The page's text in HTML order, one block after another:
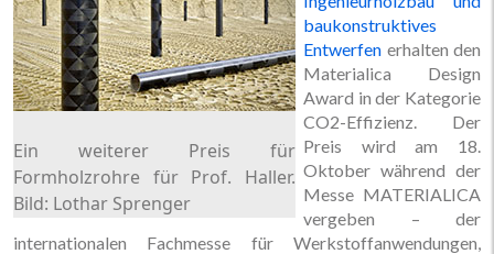
Ein weiterer Preis für
Formholzrohre für Prof. Haller.
Bild: Lothar Sprenger
baukonstruktives
Entwerfen erhalten den
Materialica Design
Award in der Kategorie
CO2-Effizienz. Der
Preis wird am 18.
Oktober während der
Messe MATERIALICA
vergeben – der
internationalen Fachmesse für Werkstoffanwendungen,